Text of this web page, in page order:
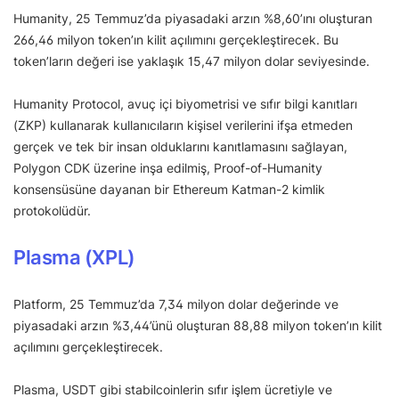
Humanity, 25 Temmuz’da piyasadaki arzın %8,60’ını oluşturan
266,46 milyon token’ın kilit açılımını gerçekleştirecek. Bu
token’ların değeri ise yaklaşık 15,47 milyon dolar seviyesinde.
Humanity Protocol, avuç içi biyometrisi ve sıfır bilgi kanıtları
(ZKP) kullanarak kullanıcıların kişisel verilerini ifşa etmeden
gerçek ve tek bir insan olduklarını kanıtlamasını sağlayan,
Polygon CDK üzerine inşa edilmiş, Proof-of-Humanity
konsensüsüne dayanan bir Ethereum Katman-2 kimlik
protokolüdür.
Plasma (XPL)
Platform, 25 Temmuz’da 7,34 milyon dolar değerinde ve
piyasadaki arzın %3,44’ünü oluşturan 88,88 milyon token’ın kilit
açılımını gerçekleştirecek.
Plasma, USDT gibi stabilcoinlerin sıfır işlem ücretiyle ve